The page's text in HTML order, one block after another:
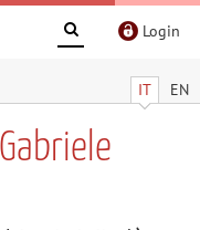
Login
IT EN